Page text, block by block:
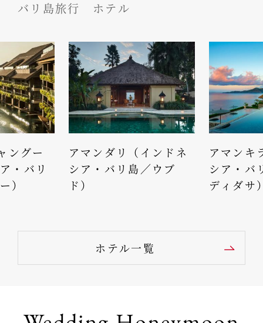
バリ島旅行 ホテル
ングー
・バリ
）
アマンダリ（インドネ
シア・バリ島／ウブ
ド）
アマンキ
シア・バ
ディダサ
ホテル一覧